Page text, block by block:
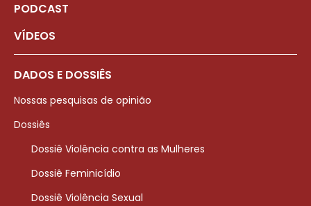
PODCAST
VÍDEOS
DADOS E DOSSIÊS
Nossas pesquisas de opinião
Dossiês
Dossiê Violência contra as Mulheres
Dossiê Feminicídio
Dossiê Violência Sexual